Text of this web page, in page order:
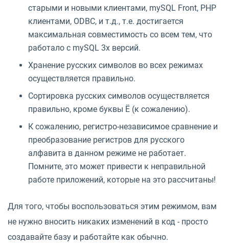
старыми и новыми клиентами, mySQL Front, PHP
клиентами, ODBC, и т.д., т.е. достигается
максимальная совместимость со всем тем, что
работало с mySQL 3х версий.
Хранение русских символов во всех режимах
осуществляется правильно.
Сортировка русских символов осуществляется
правильно, кроме буквы Ё (к сожалению).
К сожалению, регистро-независимое сравнение и
преобразование регистров для русского
алфавита в данном режиме не работает.
Помните, это может привести к неправильной
работе приложений, которые на это рассчитаны!
Для того, чтобы воспользоваться этим режимом, вам
не нужно вносить никаких изменений в код - просто
создавайте базу и работайте как обычно.